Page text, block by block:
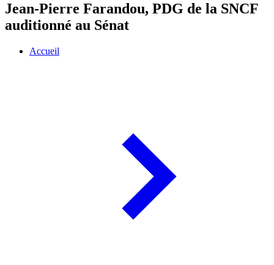
Jean-Pierre Farandou, PDG de la SNCF
auditionné au Sénat
Accueil